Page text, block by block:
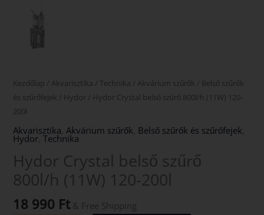
Kezdőlap / Akvarisztika / Technika / Akvárium szűrők / Belső szűrők
és szűrőfejek / Hydor / Hydor Crystal belső szűrő 800l/h (11W) 120-
200l
Akvarisztika ,Akvárium szűrők Belső szűrők és szűrőfejek
Hydor ,Technika
Hydor Crystal belső szűrő
800l/h (11W) 120-200l
18 990 Ft & Free Shipping